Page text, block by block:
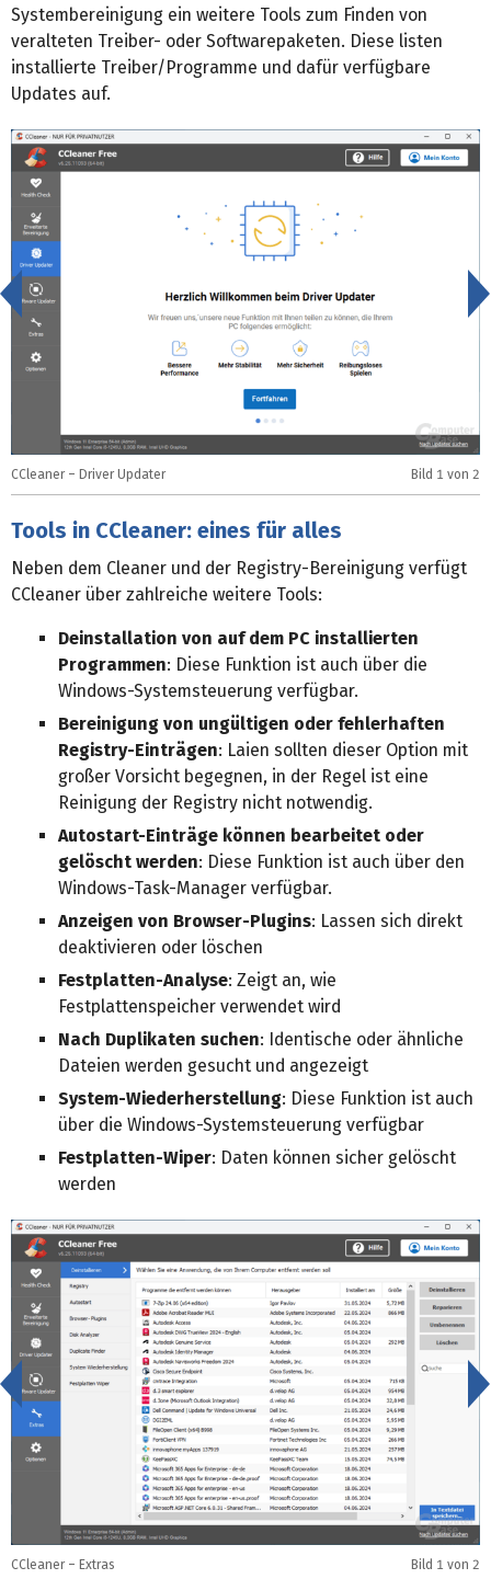
Systembereinigung ein weitere Tools zum Finden von
veralteten Treiber- oder Softwarepaketen. Diese listen
installierte Treiber/Programme und dafür verfügbare
Updates auf.
CCleaner – Driver Updater Bild 1 von 2
<
Tools in CCleaner: eines für alles
Neben dem Cleaner und der Registry-Bereinigung verfügt
CCleaner über zahlreiche weitere Tools:
Deinstallation von auf dem PC installierten
Programmen: Diese Funktion ist auch über die
Windows-Systemsteuerung verfügbar.
Bereinigung von ungültigen oder fehlerhaften
Registry-Einträgen: Laien sollten dieser Option mit
großer Vorsicht begegnen, in der Regel ist eine
Reinigung der Registry nicht notwendig.
Autostart-Einträge können bearbeitet oder
gelöscht werden: Diese Funktion ist auch über den
Windows-Task-Manager verfügbar.
Anzeigen von Browser-Plugins: Lassen sich direkt
deaktivieren oder löschen
Festplatten-Analyse: Zeigt an, wie
Festplattenspeicher verwendet wird
Nach Duplikaten suchen: Identische oder ähnliche
Dateien werden gesucht und angezeigt
System-Wiederherstellung: Diese Funktion ist auch
über die Windows-Systemsteuerung verfügbar
Festplatten-Wiper: Daten können sicher gelöscht
werden
CCleaner – Extras Bild 1 von 2
<